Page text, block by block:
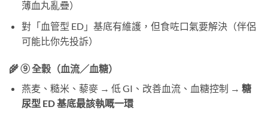
薄血丸亂疊）
對「血管型 ED」基底有維護，但食咗口氣要解決（伴侶
可能比你先投訴）
🌾 ⑨ 全穀（血流／血糖）
燕麦、糙米、藜麥 → 低 GI、改善血流、血糖控制 → 糖
尿型 ED 基底最該執嘅一環